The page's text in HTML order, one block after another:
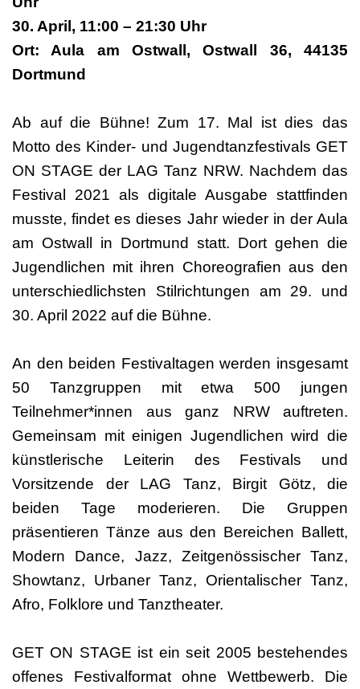
30. April, 11:00 – 21:30 Uhr
Ort: Aula am Ostwall, Ostwall 36, 44135
Dortmund
Ab auf die Bühne! Zum 17. Mal ist dies das
Motto des Kinder- und Jugendtanzfestivals GET
ON STAGE der LAG Tanz NRW. Nachdem das
Festival 2021 als digitale Ausgabe stattfinden
musste, findet es dieses Jahr wieder in der Aula
am Ostwall in Dortmund statt. Dort gehen die
Jugendlichen mit ihren Choreografien aus den
unterschiedlichsten Stilrichtungen am 29. und
30. April 2022 auf die Bühne.
An den beiden Festivaltagen werden insgesamt
50 Tanzgruppen mit etwa 500 jungen
Teilnehmer*innen aus ganz NRW auftreten.
Gemeinsam mit einigen Jugendlichen wird die
künstlerische Leiterin des Festivals und
Vorsitzende der LAG Tanz, Birgit Götz, die
beiden Tage moderieren. Die Gruppen
präsentieren Tänze aus den Bereichen Ballett,
Modern Dance, Jazz, Zeitgenössischer Tanz,
Showtanz, Urbaner Tanz, Orientalischer Tanz,
Afro, Folklore und Tanztheater.
GET ON STAGE ist ein seit 2005 bestehendes
offenes Festivalformat ohne Wettbewerb. Die